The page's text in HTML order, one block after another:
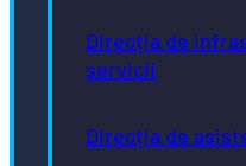
Direcția de
servicii
Direcția de
cofinanțate de Uniunea
ue.ro Conținutul acestei
poziția oficială a Uniunii
corectitudinii și coerenței